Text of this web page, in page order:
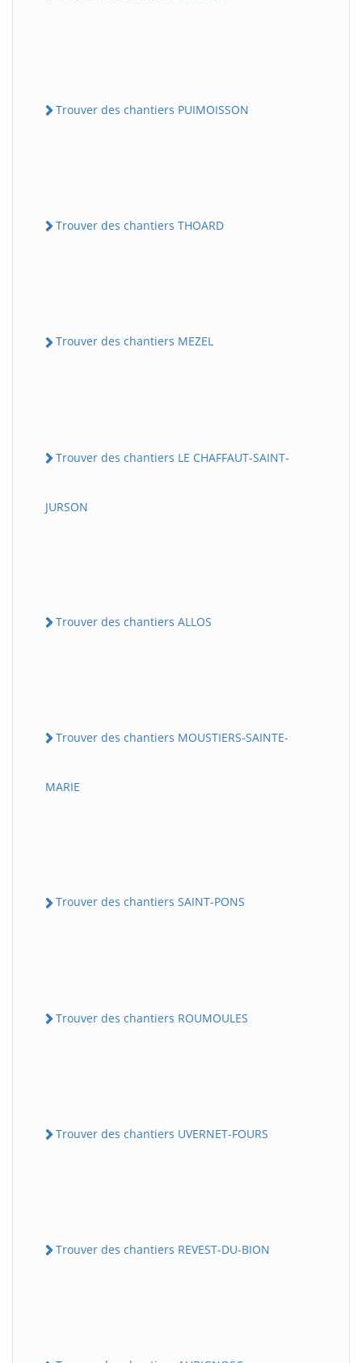
Trouver des chantiers PUIMOISSON
Trouver des chantiers THOARD
Trouver des chantiers MEZEL
Trouver des chantiers LE CHAFFAUT-SAINT-
JURSON
Trouver des chantiers ALLOS
Trouver des chantiers MOUSTIERS-SAINTE-
MARIE
Trouver des chantiers SAINT-PONS
Trouver des chantiers ROUMOULES
Trouver des chantiers UVERNET-FOURS
Trouver des chantiers REVEST-DU-BION